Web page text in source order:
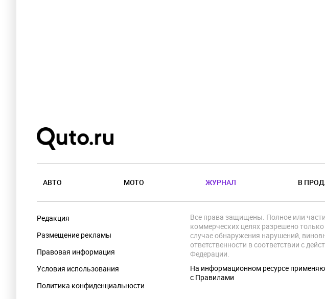
АВТО МОТО ЖУРНАЛ В
Редакция
Размещение рекламы
Правовая информация
Условия использования
Политика конфиденциальности
Все права защищены. Полное или
коммерческих целях разрешено
случае обнаружения нарушений,
ответственности в соответствии с
Федерации.
На информационном ресурсе
с Правилами